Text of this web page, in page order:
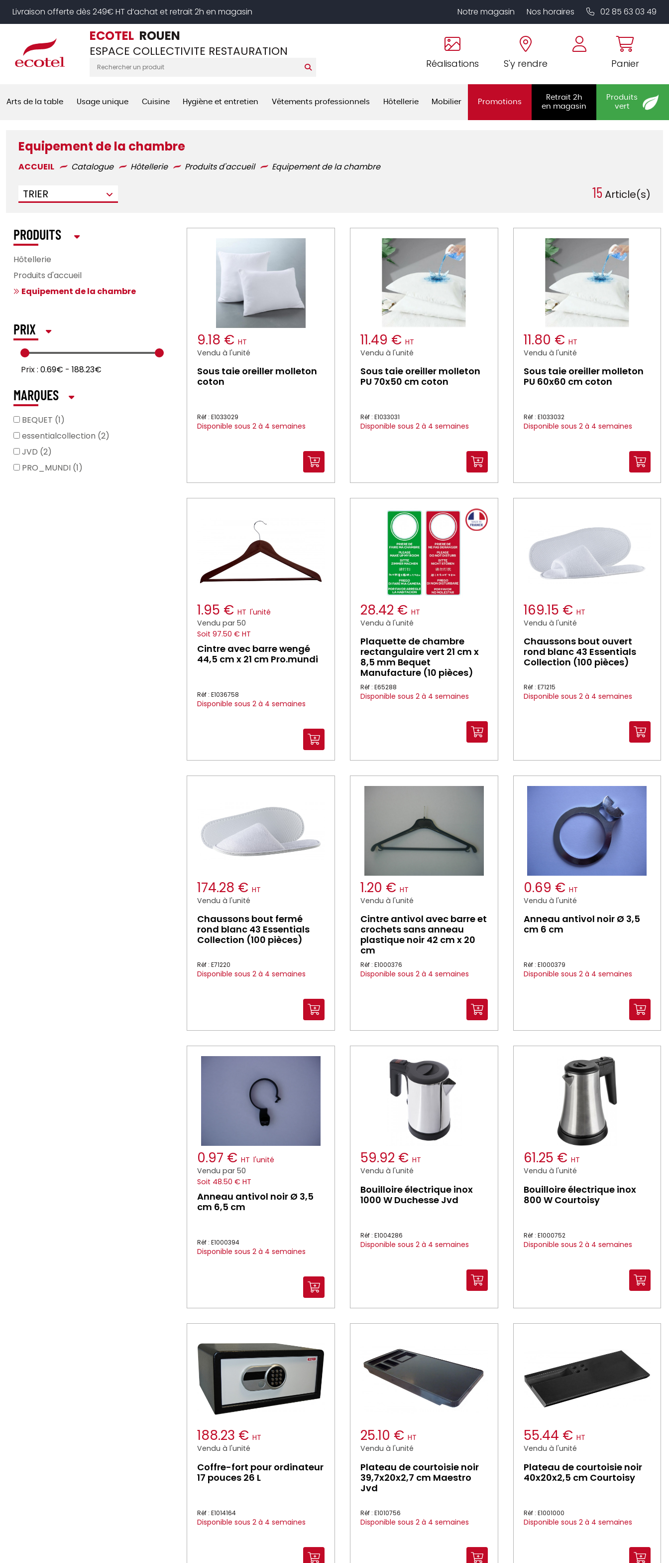
Livraison offerte dès 249€ HT d’achat et retrait 2h en magasin Notre magasin Nos horaires 02 85 63 03 49
ECOTEL ROUEN
ESPACE COLLECTIVITE RESTAURATION
Réalisations S'y rendre Panier
Arts de la table Usage unique Cuisine Hygiène et entretien Vêtements professionnels Hôtellerie Mobilier Promotions
Retrait 2h
en magasin
Produits
vert
Equipement de la chambre
ACCUEIL Catalogue Hôtellerie Produits d'accueil Equipement de la chambre
TRIER 15Article(s)
9.18 € HT
Vendu à l'unité
Sous taie oreiller molleton
coton
Réf : E1033029
Disponible sous 2 à 4 semaines
11.49 € HT
Vendu à l'unité
Sous taie oreiller molleton
PU 70x50 cm coton
Réf : E1033031
Disponible sous 2 à 4 semaines
11.80 € HT
Vendu à l'unité
Sous taie oreiller molleton
PU 60x60 cm coton
Réf : E1033032
Disponible sous 2 à 4 semaines
1.95 € HT l'unité
Vendu par 50
Soit 97.50 € HT
Cintre avec barre wengé
44,5 cm x 21 cm Pro.mundi
Réf : E1036758
Disponible sous 2 à 4 semaines
28.42 € HT
Vendu à l'unité
Plaquette de chambre
rectangulaire vert 21 cm x
8,5 mm Bequet
Manufacture (10 pièces)
Réf : E65288
Disponible sous 2 à 4 semaines
169.15 € HT
Vendu à l'unité
Chaussons bout ouvert
rond blanc 43 Essentials
Collection (100 pièces)
Réf : E71215
Disponible sous 2 à 4 semaines
174.28 € HT
Vendu à l'unité
Chaussons bout fermé
rond blanc 43 Essentials
Collection (100 pièces)
Réf : E71220
Disponible sous 2 à 4 semaines
1.20 € HT
Vendu à l'unité
Cintre antivol avec barre et
crochets sans anneau
plastique noir 42 cm x 20
cm
Réf : E1000376
Disponible sous 2 à 4 semaines
0.69 € HT
Vendu à l'unité
Anneau antivol noir Ø 3,5
cm 6 cm
Réf : E1000379
Disponible sous 2 à 4 semaines
0.97 € HT l'unité
Vendu par 50
Soit 48.50 € HT
Anneau antivol noir Ø 3,5
cm 6,5 cm
Réf : E1000394
Disponible sous 2 à 4 semaines
59.92 € HT
Vendu à l'unité
Bouilloire électrique inox
1000 W Duchesse Jvd
Réf : E1004286
Disponible sous 2 à 4 semaines
61.25 € HT
Vendu à l'unité
Bouilloire électrique inox
800 W Courtoisy
Réf : E1000752
Disponible sous 2 à 4 semaines
188.23 € HT
Vendu à l'unité
Coffre-fort pour ordinateur
17 pouces 26 L
Réf : E1014164
Disponible sous 2 à 4 semaines
25.10 € HT
Vendu à l'unité
Plateau de courtoisie noir
39,7x20x2,7 cm Maestro
Jvd
Réf : E1010756
Disponible sous 2 à 4 semaines
55.44 € HT
Vendu à l'unité
Plateau de courtoisie noir
40x20x2,5 cm Courtoisy
Réf : E1001000
Disponible sous 2 à 4 semaines
PRODUITS
Hôtellerie
Produits d'accueil
Equipement de la chambre
PRIX
Prix : 0.69€ - 188.23€
MARQUES
BEQUET (1)
essentialcollection (2)
JVD (2)
PRO_MUNDI (1)
Panneau de gestion des cookies